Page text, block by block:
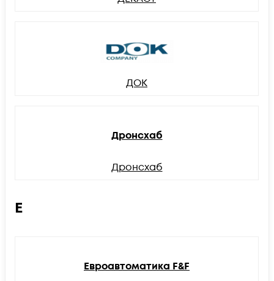
ДОК
Дронсхаб
Дронсхаб
Е
Евроавтоматика F&F